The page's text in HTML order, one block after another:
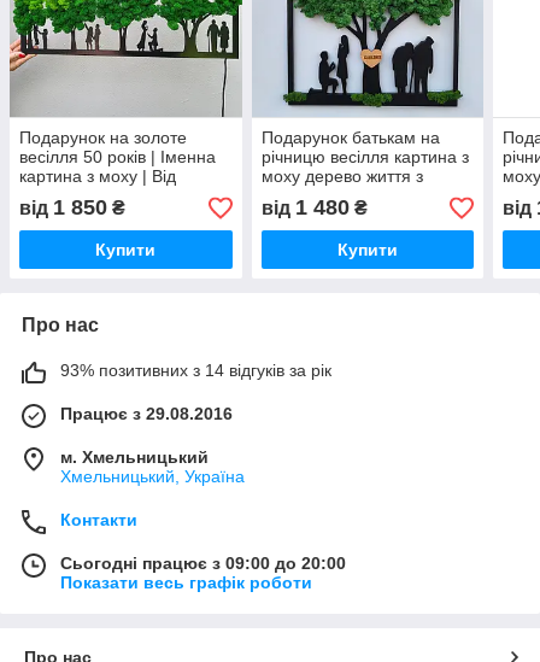
Подарунок на золоте
весілля 50 років | Іменна
картина з моху | Від
першого кохання — до
сивини разом
від 1 850 ₴
Купити
Подарунок батькам на
річницю весілля картина з
моху дерево життя з
датою символічний декор
сімї
від 1 480₴
Купити
від
Про нас
93% позитивних з 14 відгуків за рік
Працює з 29.08.2016
м. Хмельницький
Хмельницький, Україна
Контакти
Сьогодні працює з 09:00 до 20:00
Показати весь графік роботи
Про нас